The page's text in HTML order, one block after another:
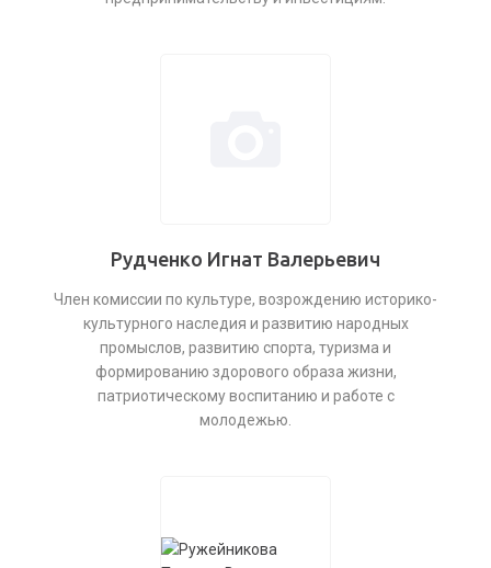
Рудченко Игнат Валерьевич
Член комиссии по культуре, возрождению историко-
культурного наследия и развитию народных
промыслов, развитию спорта, туризма и
формированию здорового образа жизни,
патриотическому воспитанию и работе с
молодежью.